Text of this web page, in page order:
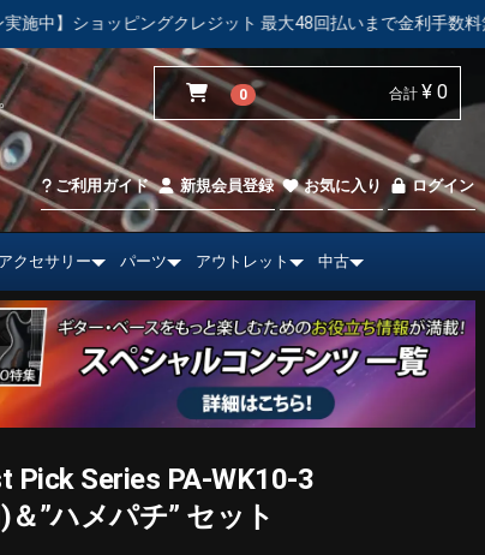
ット 最大48回払いまで金利手数料無料！ 【中古市場】
0 合計 ¥ 0
ご利用ガイド 新規会員登録 お気に入り ログイン
アクセサリー パーツ アウトレット 中古
Pick Series PA-WK10-3
”ハメパチ” セット